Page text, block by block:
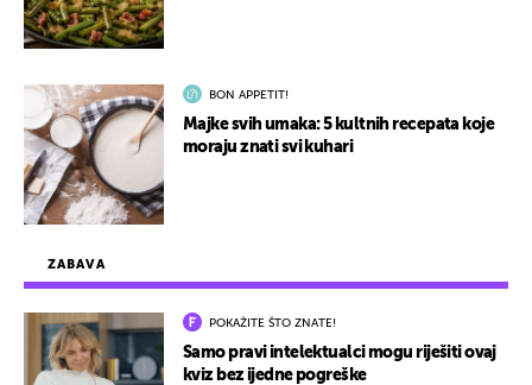
ZABAVA
POKAŽITE ŠTO ZNATE!
Samo pravi intelektualci mogu riješiti ovaj
kviz bez ijedne pogreške
BON APPETIT!
Majke svih umaka: 5 kultnih recepata koje
moraju znati svi kuhari